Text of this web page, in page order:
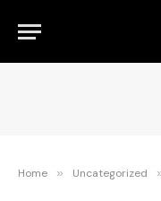
Home » Uncategorized